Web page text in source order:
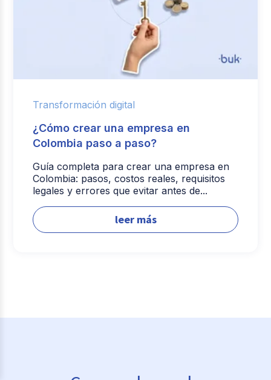
Transformación digital
¿Cómo crear una empresa en
Colombia paso a paso?
Guía completa para crear una empresa en
Colombia: pasos, costos reales, requisitos
legales y errores que evitar antes de...
leer más